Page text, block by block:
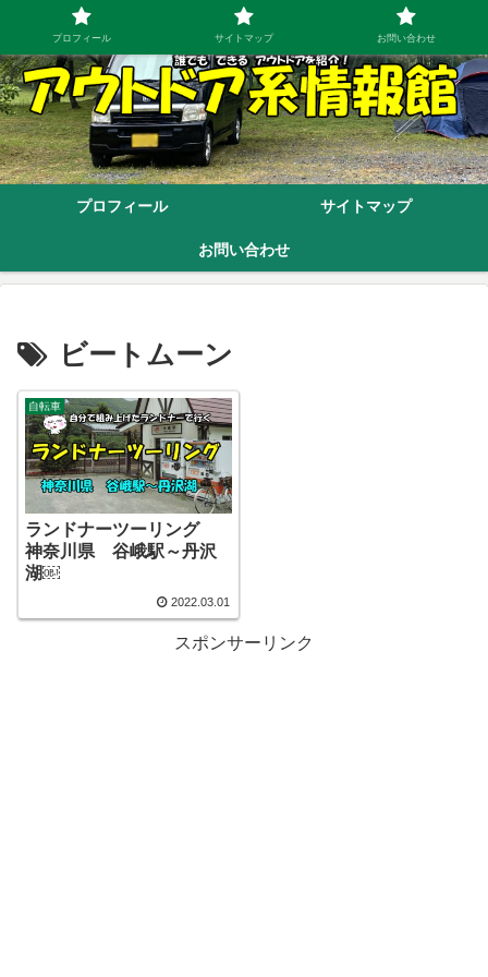
プロフィール サイトマップ
お問い合わせ
ビートムーン
自転車
ランドナーツーリング
神奈川県 谷峨駅～丹沢
湖￼
2022.03.01
スポンサーリンク
プロフィール サイトマップ お問い合わせ